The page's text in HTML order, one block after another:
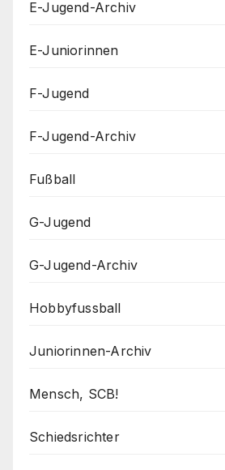
E-Jugend-Archiv
E-Juniorinnen
F-Jugend
F-Jugend-Archiv
Fußball
G-Jugend
G-Jugend-Archiv
Hobbyfussball
Juniorinnen-Archiv
Mensch, SCB!
Schiedsrichter